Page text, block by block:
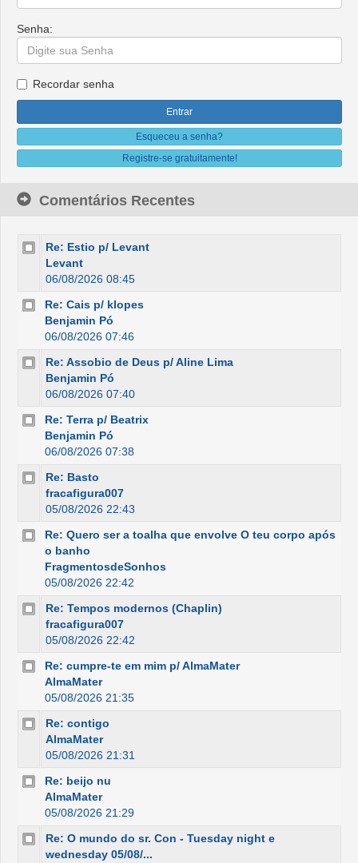
Senha:
Recordar senha
Esqueceu a senha?
Registre-se gratuitamente!
Comentários Recentes
Re: Estio p/ Levant
Levant
06/08/2026 08:45
Re: Cais p/ klopes
Benjamin Pó
06/08/2026 07:46
Re: Assobio de Deus p/ Aline Lima
Benjamin Pó
06/08/2026 07:40
Re: Terra p/ Beatrix
Benjamin Pó
06/08/2026 07:38
Re: Basto
fracafigura007
05/08/2026 22:43
Re: Quero ser a toalha que envolve O teu corpo após
o banho
FragmentosdeSonhos
05/08/2026 22:42
Re: Tempos modernos (Chaplin)
fracafigura007
05/08/2026 22:42
Re: cumpre-te em mim p/ AlmaMater
AlmaMater
05/08/2026 21:35
Re: contigo
AlmaMater
05/08/2026 21:31
Re: beijo nu
AlmaMater
05/08/2026 21:29
Re: O mundo do sr. Con - Tuesday night e
wednesday 05/08/...